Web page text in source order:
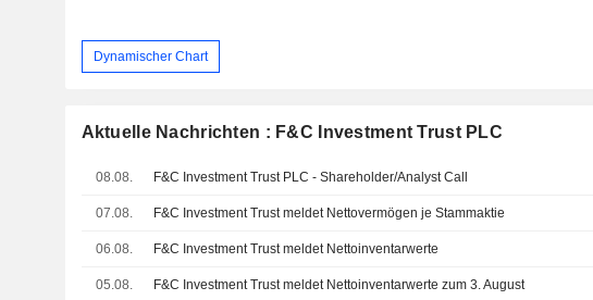
Dynamischer Chart
Aktuelle Nachrichten : F&C Investment Trust PLC
08.08. F&C Investment Trust PLC - Shareholder/Analyst Call
07.08. F&C Investment Trust meldet Nettovermögen je Stammaktie
06.08. F&C Investment Trust meldet Nettoinventarwerte
05.08. F&C Investment Trust meldet Nettoinventarwerte zum 3. August